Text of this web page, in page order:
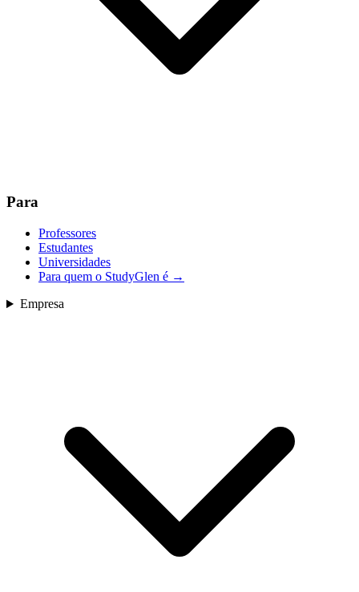
Para
Professores
Estudantes
Universidades
Para quem o StudyGlen é →
Empresa